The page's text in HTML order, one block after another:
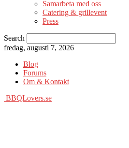
Samarbeta med oss
Catering & grillevent
Press
Search
fredag, augusti 7, 2026
Blog
Forums
Om & Kontakt
BBQLovers.se